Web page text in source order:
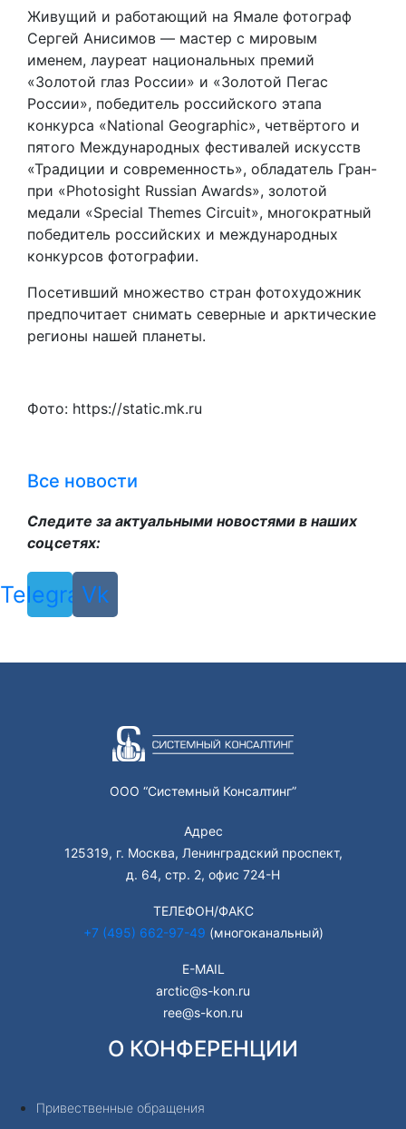
Живущий и работающий на Ямале фотограф
Сергей Анисимов — мастер с мировым
именем, лауреат национальных премий
«Золотой глаз России» и «Золотой Пегас
России», победитель российского этапа
конкурса «National Geographic», четвёртого и
пятого Международных фестивалей искусств
«Традиции и современность», обладатель Гран-
при «Photosight Russian Awards», золотой
медали «Special Themes Circuit», многократный
победитель российских и международных
конкурсов фотографии.
Посетивший множество стран фотохудожник
предпочитает снимать северные и арктические
регионы нашей планеты.
Фото: https://static.mk.ru
Все новости
Следите за актуальными новостями в наших
соцсетях:
Telegram
Vk
ООО “Системный Консалтинг”
Адрес
125319, г. Москва, Ленинградский проспект,
д. 64, стр. 2, офис 724-Н
ТЕЛЕФОН/ФАКС
+7 (495) 662-97-49 (многоканальный)
E-MAIL
arctic@s-kon.ru
ree@s-kon.ru
О КОНФЕРЕНЦИИ
Привественные обращения